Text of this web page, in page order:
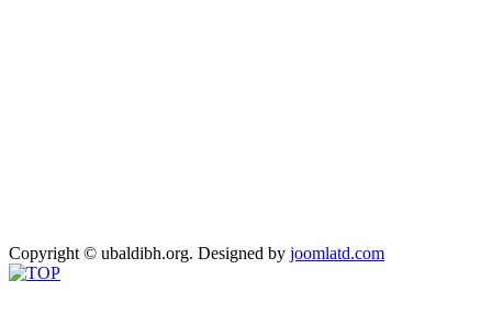
Copyright © ubaldibh.org. Designed by joomlatd.com